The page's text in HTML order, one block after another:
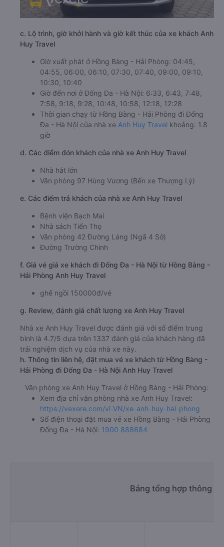
c. Lộ trình, giờ khởi hành và giờ kết thúc của xe khách Anh
Huy Travel
Giờ xuất phát ở Hồng Bàng - Hải Phòng: 04:45,
04:55, 06:00, 06:10, 07:30, 07:40, 09:00, 09:10,
10:30, 10:40
Giờ đến nơi ở Đống Đa - Hà Nội: 6:33, 6:43, 7:48,
7:58, 9:18, 9:28, 10:48, 10:58, 12:18, 12:28
Thời gian chạy từ Hồng Bàng - Hải Phòng đi Đống
Đa - Hà Nội của nhà xe Anh Huy Travel khoảng: 1.8
giờ
d. Các điểm đón khách của nhà xe Anh Huy Travel
Nhà hát lớn
Văn phòng 97 Hùng Vương (Bến xe Thượng Lý)
e. Các điểm trả khách của nhà xe Anh Huy Travel
Bệnh viện Bạch Mai
Nhà sách Tiến Thọ
Văn phòng 42 Đường Láng (Ngã 4 Sở)
Đường Trường Chinh
f. Giá vé giá xe khách đi Đống Đa - Hà Nội từ Hồng Bàng -
Hải Phòng Anh Huy Travel
ghế ngồi 150000đ/vé
g. Review, đánh giá chất lượng xe Anh Huy Travel
Nhà xe Anh Huy Travel được đánh giá với số điểm trung
bình là 4.7/5 dựa trên 1337 đánh giá của khách hàng đã
trải nghiệm dịch vụ của nhà xe này.
h. Thông tin liên hệ, đặt mua vé xe khách từ Hồng Bàng -
Hải Phòng đi Đống Đa - Hà Nội Anh Huy Travel
Văn phòng xe Anh Huy Travel ở Hồng Bàng - Hải Phòng:
Xem địa chỉ văn phòng nhà xe Anh Huy Travel:
https://vexere.com/vi-VN/xe-anh-huy-hai-phong
Số điện thoại đặt mua vé xe Hồng Bàng - Hải Phòng
Đống Đa - Hà Nội: 1900 888684
Bảng tổng hợp thông